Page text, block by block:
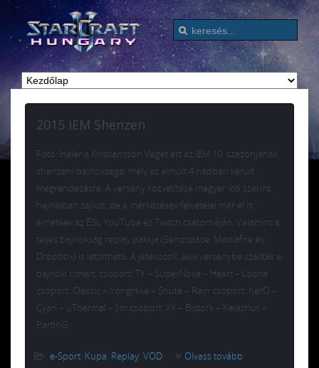
2015 IEM Shenzen
Fotó: Helena Kristiansson Véget ért az IEM 10. szezonjának
shenzeni bajnoksága, mely az elmúlt 4 napban került
megrendezésre. A verseny közvetítése magyar idő szerint
hajnalban zajlott, de a mérkőzések felvételei már el is
érhetőek az ESL YouTube és Twitch csatornáján. Valamint a
teljes bajnokság replay pakkja (Sendspace, Mediafire és
Dropbox) is letölthető. A játékosok, akik versenybe szálltak a
bajnoki címért: csoport: TY – SuperNova – Heart – Losira
csoport: Classic – YongHwa – Snute – Rain csoport: herO –
Cyan – uThermal – Jim csoport: XY – Bistork – Kelazhur –
PartinG
e-Sport, Kupa, Replay, VOD Olvass tovább